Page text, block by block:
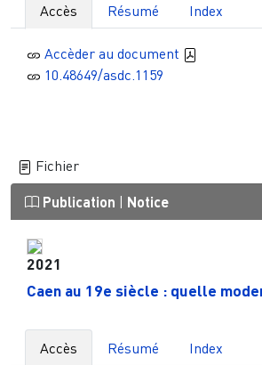
Accès Résumé Index
Accèder au document
10.48649/asdc.1159
Fichier
Publication | Notice
2021
Caen au 19e siècle : quelle
Accès Résumé Index